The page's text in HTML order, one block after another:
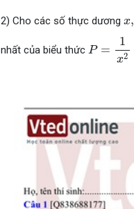
2) Cho các số thực dương x,
x,
nhất của biểu thức P =
1
x2
2+